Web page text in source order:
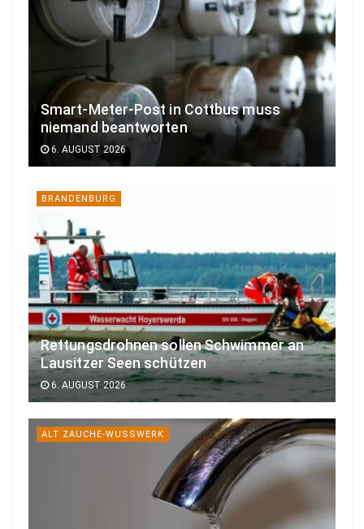
Smart-Meter-Post in Cottbus muss
niemand beantworten
6. AUGUST 2026
BRANDENBURG
Rettungsdrohnen sollen Schwimmer an
Lausitzer Seen schützen
6. AUGUST 2026
ALT ZAUCHE-WUSSWERK